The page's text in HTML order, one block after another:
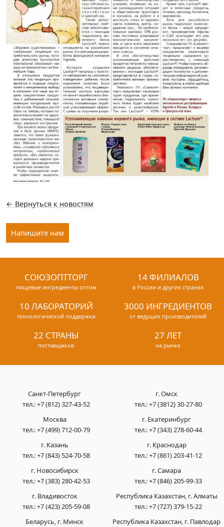
← Вернуться к новостям
Напишите нам
СОЮЗОПТТОРГ
пищевые ингредиенты оптом
14 ФИЛИАЛОВ
в России и других странах
10 ЛАБОРАТОРИЙ
технологической поддержки
3000 ИНГРЕДИЕНТОВ
от ведущих производителей
22 СТРАНЫ
поставщиков
27 ЛЕТ
на рынке
Санкт-Петербург
тел.:+7 (812) 327-43-52
Москва
тел.:+7 (499) 712-00-79
г. Казань
тел.:+7 (843) 524-70-58
г. Новосибирск
тел.:+7 (383) 280-42-53
г. Омск
тел.:+7 (3812) 30-27-80
г. Екатеринбург
тел.:+7 (343) 278-60-44
г. Краснодар
тел.:+7 (861) 203-41-12
г. Самара
тел.:+7 (846) 205-99-33
г. Владивосток
тел.:+7 (423) 205-59-08
Беларусь, г. Минск
Республика Казахстан, г. Алматы
тел.:+7 (727) 379-15-22
Республика Казахстан, г. Павлодар